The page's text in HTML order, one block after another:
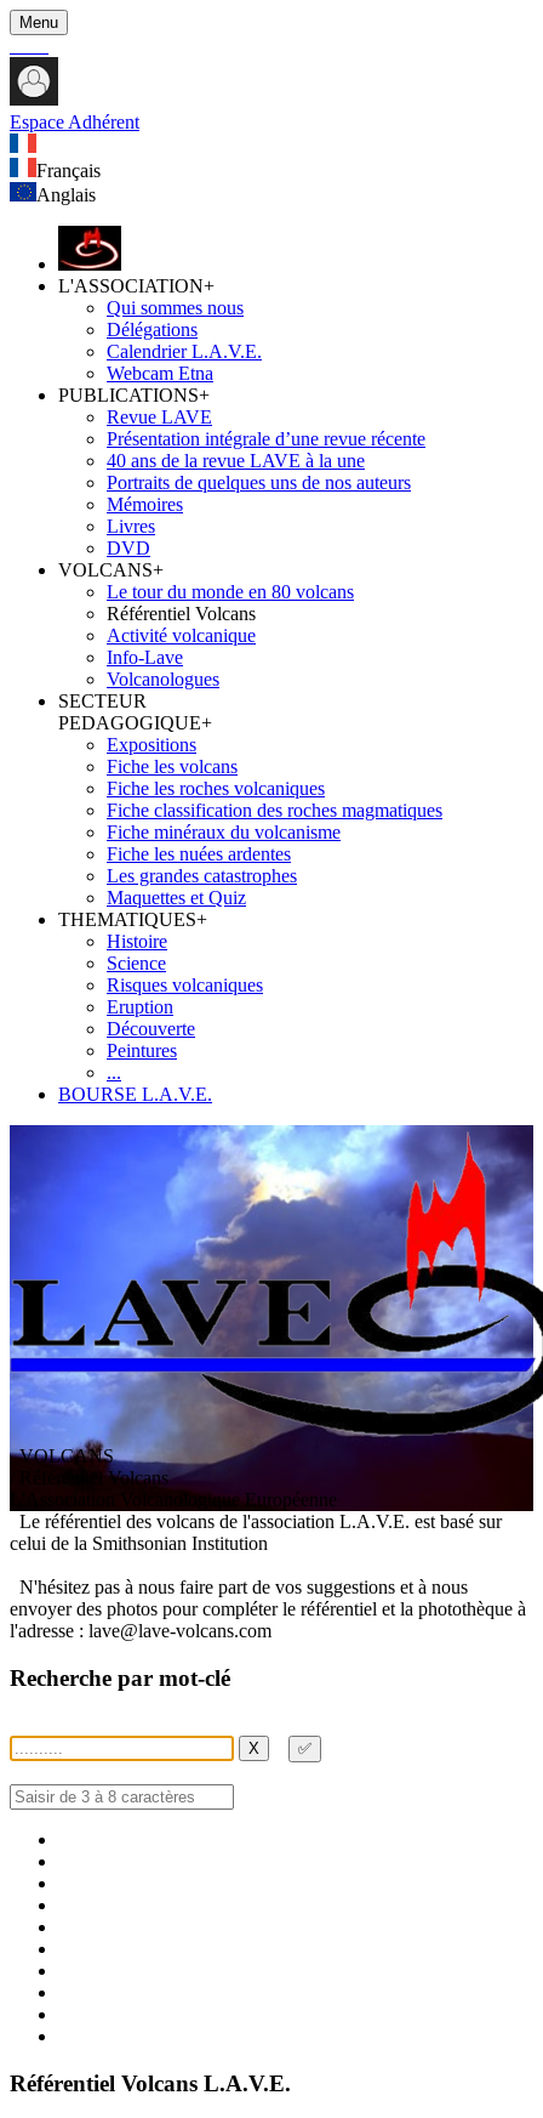
Menu
Espace Adhérent
Français
Anglais
L'ASSOCIATION+
Qui sommes nous
Délégations
Calendrier L.A.V.E.
Webcam Etna
PUBLICATIONS+
Revue LAVE
Présentation intégrale d’une revue récente
40 ans de la revue LAVE à la une
Portraits de quelques uns de nos auteurs
Mémoires
Livres
DVD
VOLCANS+
Le tour du monde en 80 volcans
Référentiel Volcans
Activité volcanique
Info-Lave
Volcanologues
SECTEUR
PEDAGOGIQUE+
Expositions
Fiche les volcans
Fiche les roches volcaniques
Fiche classification des roches magmatiques
Fiche minéraux du volcanisme
Fiche les nuées ardentes
Les grandes catastrophes
Maquettes et Quiz
THEMATIQUES+
Histoire
Science
Risques volcaniques
Eruption
Découverte
Peintures
...
BOURSE L.A.V.E.
VOLCANS
/ Référentiel Volcans
ssociation V olcanologiqueEuropéenne
Le référentiel des volcans de l'association L.A.V.E. est basé sur
celui de la Smithsonian Institution
N'hésitez pas à nous faire part de vos suggestions et à nous
envoyer des photos pour compléter le référentiel et la photothèque à
l'adresse : lave@lave-volcans.com
Recherche par mot-clé
X ✅
Référentiel Volcans L.A.V.E.